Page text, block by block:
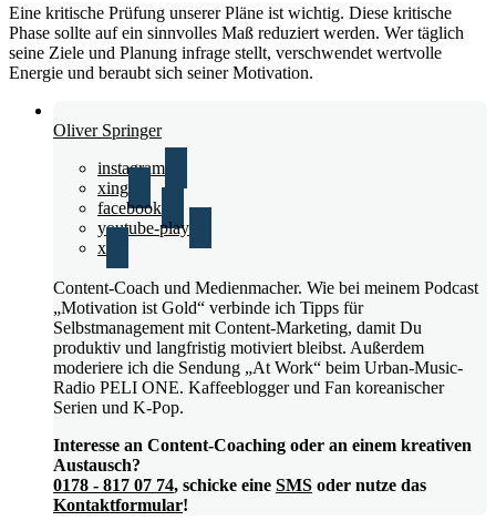
Eine kritische Prüfung unserer Pläne ist wichtig. Diese kritische
Phase sollte auf ein sinnvolles Maß reduziert werden. Wer täglich
seine Ziele und Planung infrage stellt, verschwendet wertvolle
Energie und beraubt sich seiner Motivation.
Oliver Springer
instagram
xing
facebook
youtube-play
x
Content-Coach und Medienmacher. Wie bei meinem Podcast
„Motivation ist Gold“ verbinde ich Tipps für
Selbstmanagement mit Content-Marketing, damit Du
produktiv und langfristig motiviert bleibst. Außerdem
moderiere ich die Sendung „At Work“ beim Urban-Music-
Radio PELI ONE. Kaffeeblogger und Fan koreanischer
Serien und K-Pop.
Interesse an Content-Coaching oder an einem kreativen
Austausch?
0178 - 817 07 74, schicke eine SMS oder nutze das
Kontaktformular!